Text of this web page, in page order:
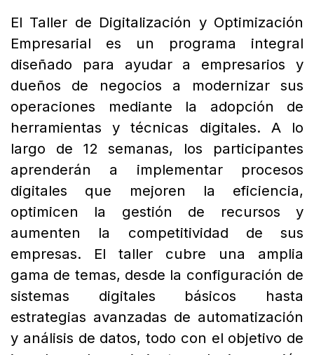
El Taller de Digitalización y Optimización
Empresarial es un programa integral
diseñado para ayudar a empresarios y
dueños de negocios a modernizar sus
operaciones mediante la adopción de
herramientas y técnicas digitales. A lo
largo de 12 semanas, los participantes
aprenderán a implementar procesos
digitales que mejoren la eficiencia,
optimicen la gestión de recursos y
aumenten la competitividad de sus
empresas. El taller cubre una amplia
gama de temas, desde la configuración de
sistemas digitales básicos hasta
estrategias avanzadas de automatización
y análisis de datos, todo con el objetivo de